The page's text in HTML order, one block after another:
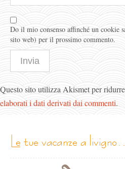
Do il mio consenso affinché un cookie
sito web) per il prossimo commento.
Questo sito utilizza Akismet per
elaborati i dati derivati dai commenti.
le tue vacanze a